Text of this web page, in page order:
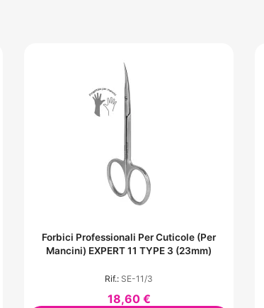
Forbici Professionali Per Cuticole (per
Mancini) EXPERT 11 TYPE 3 (23mm)
Rif.: SE-11/3
18,60 €